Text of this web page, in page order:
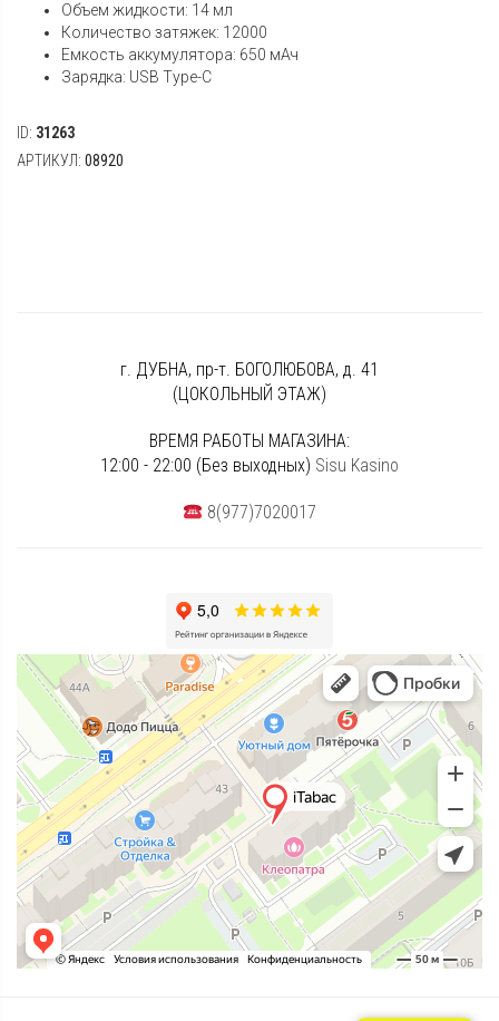
Объем жидкости: 14 мл
Количество затяжек: 12000
Емкость аккумулятора: 650 мАч
Зарядка: USB Type-C
ID: 31263
АРТИКУЛ: 08920
г. ДУБНА, пр-т. БОГОЛЮБОВА, д. 41
(ЦОКОЛЬНЫЙ ЭТАЖ)
ВРЕМЯ РАБОТЫ МАГАЗИНА:
12:00 - 22:00 (Без выходных) Sisu Kasino
8(977)7020017